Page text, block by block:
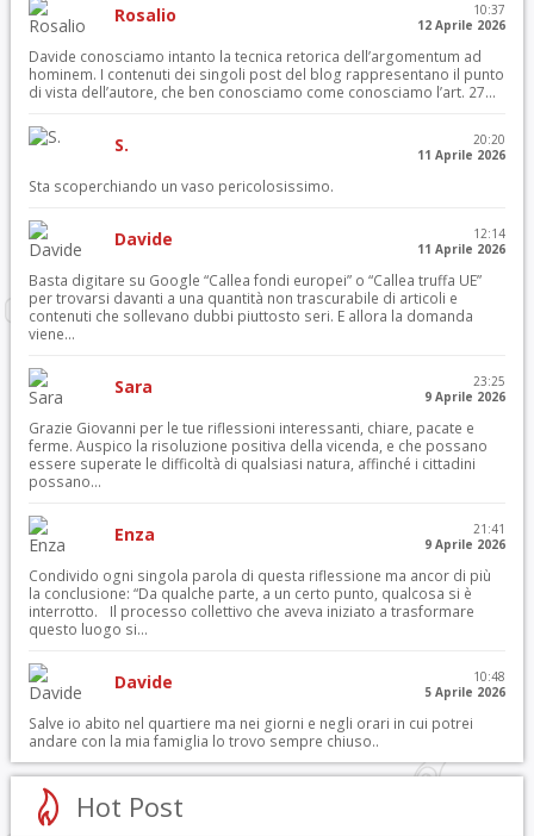
Rosalio
10:37
12 Aprile 2026
Davide conosciamo intanto la tecnica retorica dell’argomentum ad
hominem. I contenuti dei singoli post del blog rappresentano il punto
di vista dell’autore, che ben conosciamo come conosciamo l’art. 27...
S.
20:20
11 Aprile 2026
Sta scoperchiando un vaso pericolosissimo.
Davide
12:14
11 Aprile 2026
Basta digitare su Google “Callea fondi europei” o “Callea truffa UE”
per trovarsi davanti a una quantità non trascurabile di articoli e
contenuti che sollevano dubbi piuttosto seri. E allora la domanda
viene...
Sara
23:25
9 Aprile 2026
Grazie Giovanni per le tue riflessioni interessanti, chiare, pacate e
ferme. Auspico la risoluzione positiva della vicenda, e che possano
essere superate le difficoltà di qualsiasi natura, affinché i cittadini
possano...
Enza
21:41
9 Aprile 2026
Condivido ogni singola parola di questa riflessione ma ancor di più
la conclusione: “Da qualche parte, a un certo punto, qualcosa si è
interrotto. Il processo collettivo che aveva iniziato a trasformare
questo luogo si...
Davide
10:48
5 Aprile 2026
Salve io abito nel quartiere ma nei giorni e negli orari in cui potrei
andare con la mia famiglia lo trovo sempre chiuso..
Hot Post